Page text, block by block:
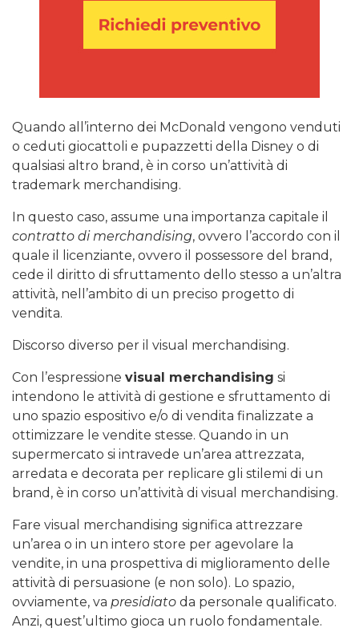
Quando all’interno dei McDonald vengono venduti
o ceduti giocattoli e pupazzetti della Disney o di
qualsiasi altro brand, è in corso un’attività di
trademark merchandising.
In questo caso, assume una importanza capitale il
contratto di merchandising, ovvero l’accordo con il
quale il licenziante, ovvero il possessore del brand,
cede il diritto di sfruttamento dello stesso a un’altra
attività, nell’ambito di un preciso progetto di
vendita.
Discorso diverso per il visual merchandising.
Con l’espressione visual merchandising si
intendono le attività di gestione e sfruttamento di
uno spazio espositivo e/o di vendita finalizzate a
ottimizzare le vendite stesse. Quando in un
supermercato si intravede un’area attrezzata,
arredata e decorata per replicare gli stilemi di un
brand, è in corso un’attività di visual merchandising.
Fare visual merchandising significa attrezzare
un’area o in un intero store per agevolare la
vendite, in una prospettiva di miglioramento delle
attività di persuasione (e non solo). Lo spazio,
ovviamente, va presidiato da personale qualificato.
Anzi, quest’ultimo gioca un ruolo fondamentale.